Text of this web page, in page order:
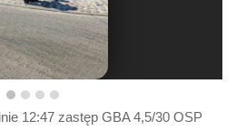
12:47 zastęp GBA 4,5/30 OSP